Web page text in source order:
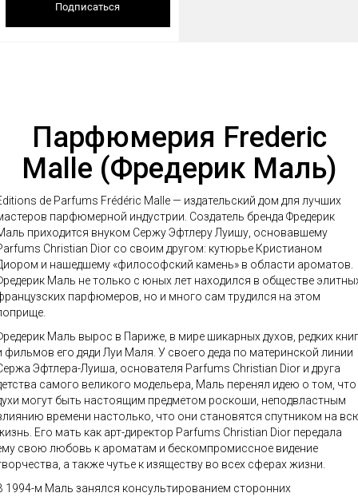
Подписаться
Парфюмерия Frederic
Malle (Фредерик Маль)
de Parfums Frédéric Malle — издательский дом для лучших
парфюмерной индустрии. Создатель бренда Фредерик
приходится внуком Сержу Эфтлеру Луишу, основавшему
Christian Dior со своим другом: кутюрье Кристианом
и нашедшему «философский камень» в области ароматов.
Маль не только с юных лет находился в обществе
парфюмеров, но и много сам трудился на этом
Маль вырос в Париже, в мире шикарных духов, редких книг
фильмов его дяди Луи Маля. У своего деда по материнской линии
Эфтлера-Луиша, основателя Parfums Christian Dior и друга
самого великого модельера, Маль перенял идею о том, что
могут быть настоящим предметом роскоши, неподвластным
времени настолько, что они становятся спутником на
Его мать как арт-директор Parfums Christian Dior передала
свою любовь к ароматам и бескомпромиссное видение
а также чутье к изяществу во всех сферах жизни.
1994-м Маль занялся консультированием сторонних